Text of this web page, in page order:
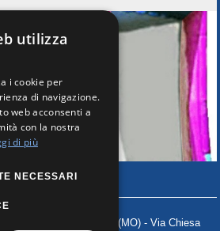
41030 ROVERETO s/S (MO) - Via Chiesa
utilizza
i cookie per
di navigazione.
web acconsenti a
con la nostra
di più
NECESSARI